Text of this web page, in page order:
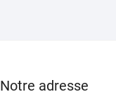
Notre adresse